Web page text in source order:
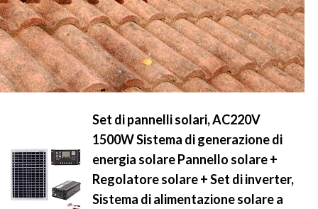
Set di pannelli solari, AC220V
1500W Sistema di generazione di
energia solare Pannello solare +
Regolatore solare + Set di inverter,
Sistema di alimentazione solare a